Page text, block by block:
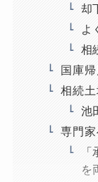
却
よ
相
国庫
相続
池
専門
を